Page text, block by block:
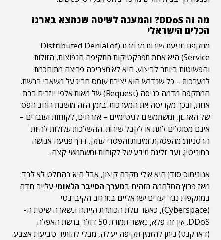
מה זה DDoS? והמענה לשיטה שנמצא בארגז
הכלים הישראלי
מתקפת מניעת שירות מבוזרת (Distributed Denial of
Service) היא אחת מפרקטיקות התקיפה הנפוצות, הזולות
והפשוטות ביותר לביצוע. היא לא מצריכה פריצה מתוחכמת
למערכות – כל שנדרש הוא יצירת עומס חריג על משאבי הרשת.
המתקפה מדמה כניסה (Request) של מאות אלפי יוזרים בבת
אחת, ובכך מקריסה את המערכות. בזמן הזה מושבת רוחב הפס
של הארגון, ומשתמשים לגיטימיים – אזרחים, לקוחות ועובדים –
אינם מסוגלים לתת או לקבל שירות. ההשלכות עלולות להיות
הרסניות: מהפסקת זמינות והפסדי עתק, דרך פגיעה אנושה
במוניטין, ועד זליגת מידע של לקוחות ומשתמשי קצה.
אנונימוס סודן היא אולי מקרה קיצון, אבל היא בהחלט לא לבד:
מאז פרוץ המלחמה מזהים במערך הסייבר הלאומי עלייה חדה
במתקפות נגד יעדים ישראליים במרחב הקיברנטי
(Cyberspace), כאשר גולת הכותרת הייתה ונשארה שיטת ה-
DDoS. אין זה פלא, כאשר תמורת 50 דולר ברשת האפלה
(דארקנט) ניתן להזמין תקיפה יעילה, מבלי להותיר טביעות אצבע.